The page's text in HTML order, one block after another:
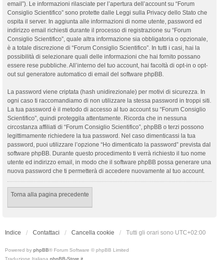
email”). Le informazioni rilasciate per l’apertura dell’account su “Forum
Consiglio Scientifico” sono protette dalle Leggi sulla Privacy dello Stato che
ospita il server. In aggiunta alle informazioni di nome utente, password ed
indirizzo email richiesti durante il processo di registrazione su “Forum
Consiglio Scientifico”, quale altra informazione sia obbligatoria o opzionale,
è a totale discrezione di “Forum Consiglio Scientifico”. In tutti i casi, hai la
possibilità di selezionare quali delle informazioni che hai fornito possano
essere rese pubbliche. All’interno del tuo account, hai facoltà di opt-in o opt-
out sul generatore automatico di email del software phpBB.
La password viene criptata (hash unidirezionale) per motivi di sicurezza. In
ogni caso ti raccomandiamo di non utilizzare la stessa password in troppi siti.
La tua password è il metodo di accesso al tuo account su “Forum Consiglio
Scientifico”, quindi proteggila attentamente. Ricorda che in nessuna
circostanza affiliati di “Forum Consiglio Scientifico”, phpBB o terzi possono
legittimamente richiedere la tua password. Nel caso dimenticassi la tua
password, puoi utilizzare l’opzione “Ho dimenticato la password” prevista dal
software phpBB. Durante questo procedimento ti verrà richiesto il tuo nome
utente ed indirizzo email, in modo che il software phpBB possa generare una
nuova password che ti permetterà di accedere nuovamente al tuo account.
Torna alla pagina precedente
Indice Contattaci Cancella cookie Tutti gli orari sono UTC+02:00
Powered by phpBB® Forum Software © phpBB Limited
Traduzione Italiana phpBB-Store.it